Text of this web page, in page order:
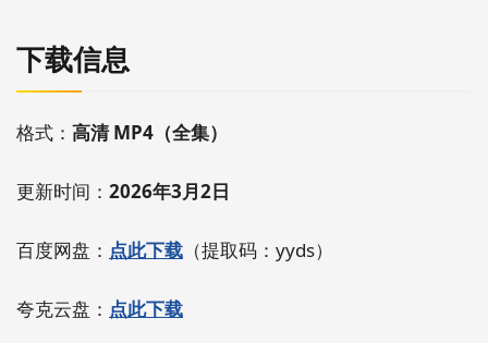
下载信息
格式： 高清 MP4（全集）
更新时间： 2026年3月2日
百度网盘： 点此下载 （提取码：yyds）
夸克云盘： 点此下载